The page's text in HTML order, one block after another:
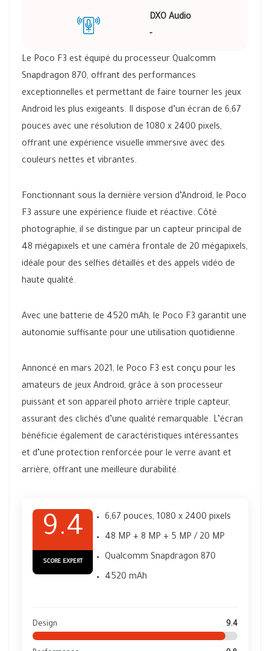
DXO Audio
-
Le Poco F3 est équipé du processeur Qualcomm
Snapdragon 870, offrant des performances
exceptionnelles et permettant de faire tourner les jeux
Android les plus exigeants. Il dispose d’un écran de 6,67
pouces avec une résolution de 1080 x 2400 pixels,
offrant une expérience visuelle immersive avec des
couleurs nettes et vibrantes.
Fonctionnant sous la dernière version d’Android, le Poco
F3 assure une expérience fluide et réactive. Côté
photographie, il se distingue par un capteur principal de
48 mégapixels et une caméra frontale de 20 mégapixels,
idéale pour des selfies détaillés et des appels vidéo de
haute qualité.
Avec une batterie de 4520 mAh, le Poco F3 garantit une
autonomie suffisante pour une utilisation quotidienne.
Annoncé en mars 2021, le Poco F3 est conçu pour les
amateurs de jeux Android, grâce à son processeur
puissant et son appareil photo arrière triple capteur,
assurant des clichés d’une qualité remarquable. L’écran
bénéficie également de caractéristiques intéressantes
et d’une protection renforcée pour le verre avant et
arrière, offrant une meilleure durabilité.
9.4
SCORE EXPERT
6,67 pouces, 1080 x 2400 pixels
48 MP + 8 MP + 5 MP / 20 MP
Qualcomm Snapdragon 870
4520 mAh
Design 9.4